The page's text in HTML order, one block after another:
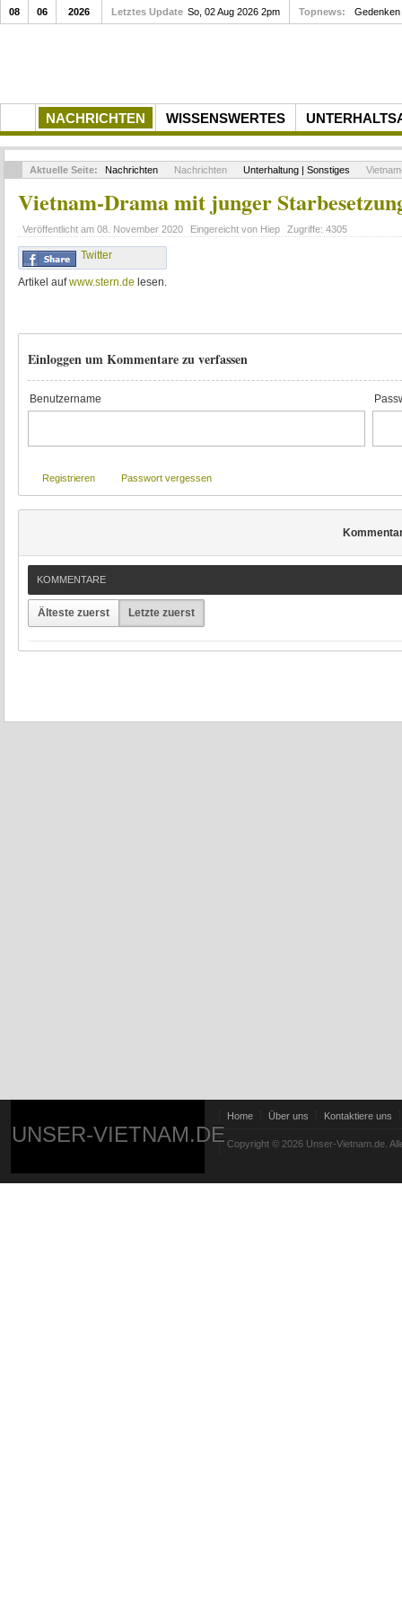
NACHRICHTEN WISSENSWERTES
08 06 2026 Letztes Update So, 02 Aug 2026 2pm Topnews:
Gedenkfeier zum 10. Todestag von Rupert Neudeck am...
Aktuelle Seite: Nachrichten Nachrichten Unterhaltung | Sonstiges
Vietnam-Drama mit junger
Veröffentlicht am 08. November 2020 Eingereicht von Hiep Zugriffe: 4305
Twitter
Artikel aufwww.stern.de lesen.
Einloggen um Kommentare zu verfassen
Benutzername
Registrieren Passwort vergessen
KOMMENTARE
Älteste zuerst Letzte zuerst
UNSER-VIETNAM.DE
Home Über uns Kontaktiere uns
Copyright © 2026 Unser-Vietnam.de.